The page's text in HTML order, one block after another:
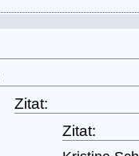
Zitat:
Zitat: